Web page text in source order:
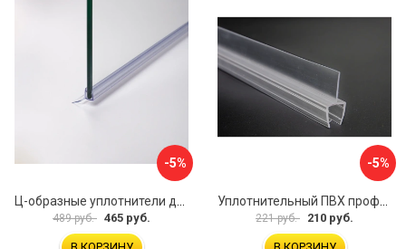
-5%
Ц-образные уплотнители для душевой кабины IDDIS 965S8003DZ
489 руб. 465 руб.
-5%
Уплотнительный ПВХ профиль для стекла 8 мм SERVICE PLUS PVH04-908KW8
221 руб. 210 руб.